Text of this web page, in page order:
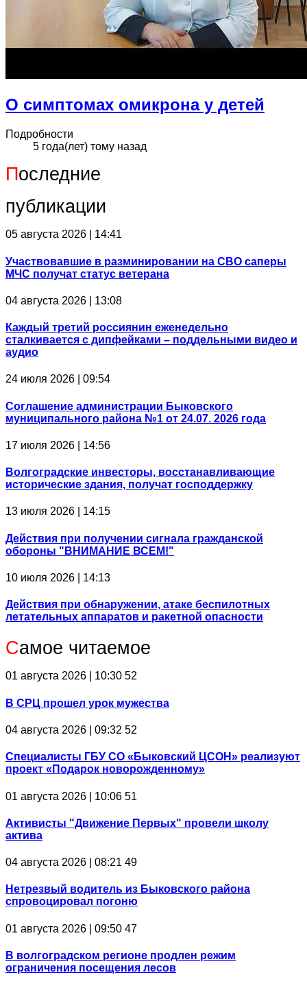
О симптомах омикрона у детей
Подробности
5 года(лет) тому назад
Последние
публикации
05 августа 2026 | 14:41
Участвовавшие в разминировании на СВО саперы
МЧС получат статус ветерана
04 августа 2026 | 13:08
Каждый третий россиянин еженедельно
сталкивается с дипфейками – поддельными видео и
аудио
24 июля 2026 | 09:54
Соглашение администрации Быковского
муниципального района №1 от 24.07. 2026 года
17 июля 2026 | 14:56
Волгоградские инвесторы, восстанавливающие
исторические здания, получат господдержку
13 июля 2026 | 14:15
Действия при получении сигнала гражданской
обороны "ВНИМАНИЕ ВСЕМ!"
10 июля 2026 | 14:13
Действия при обнаружении, атаке беспилотных
летательных аппаратов и ракетной опасности
Самое читаемое
01 августа 2026 | 10:30 52
В СРЦ прошел урок мужества
04 августа 2026 | 09:32 52
Специалисты ГБУ СО «Быковский ЦСОН» реализуют
проект «Подарок новорожденному»
01 августа 2026 | 10:06 51
Активисты "Движение Первых" провели школу
актива
04 августа 2026 | 08:21 49
Нетрезвый водитель из Быковского района
спровоцировал погоню
01 августа 2026 | 09:50 47
В волгоградском регионе продлен режим
ограничения посещения лесов